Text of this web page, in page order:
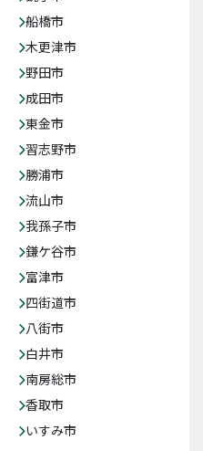
船橋市
木更津市
野田市
成田市
東金市
習志野市
勝浦市
流山市
我孫子市
鎌ケ谷市
富津市
四街道市
八街市
白井市
南房総市
香取市
いすみ市